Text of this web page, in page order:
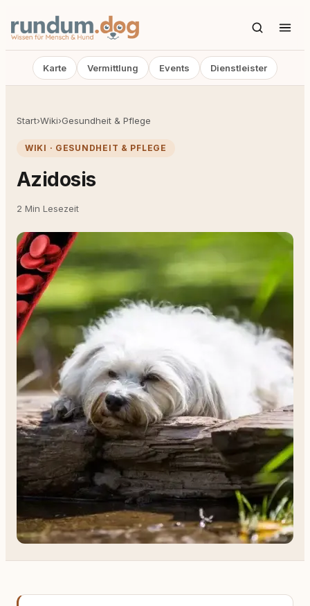
Karte Vermittlung Events Dienstleister
Start›Wiki›Gesundheit & Pflege
WIKI · GESUNDHEIT & PFLEGE
Azidosis
2 Min Lesezeit